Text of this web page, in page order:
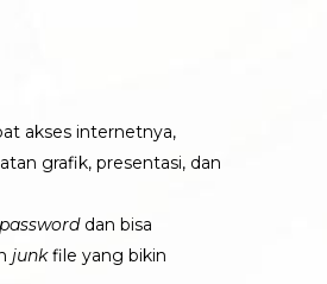
akses internetnya,
grafik, presentasi, dan
password dan bisa
junkfile yang bikin